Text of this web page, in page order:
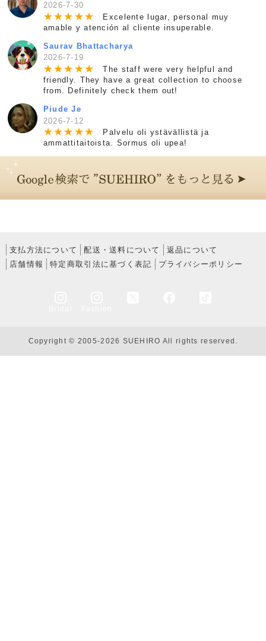
2026-7-30
★★★ ★★
Excelente lugar, personal muy
amable y atención al cliente insuperable.
Saurav Bhattacharya
2026-7-19
★★★ ★★
The staff were very helpful and
friendly. They have a great collection to choose
from. Definitely check them out!
Piude Je
2026-7-12
★★★ ★★
Palvelu oli ystävällistä ja
ammattitaitoista. Sormus oli upea!
支払方法について 配送・送料について
返品について
店舗情報
特定商取引法に基づく表記 プライバシーポリシー
Copyright © 2005-2026 SUEHIRO All rights reserved.